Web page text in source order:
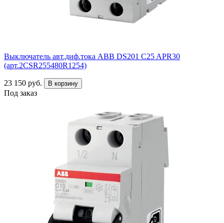
Выключатель авт.диф.тока ABB DS201 C25 APR30
(арт.2CSR255480R1254)
23 150 руб. В корзину
Под заказ